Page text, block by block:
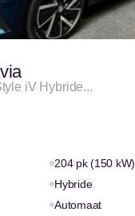
iV Hybride...
204 pk (150 kW)
Hybride
Automaat